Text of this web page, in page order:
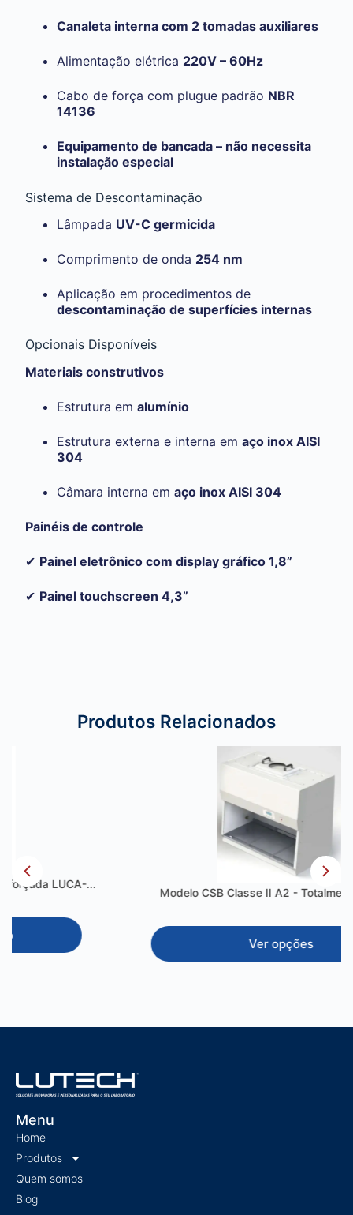
Canaleta interna com 2 tomadas auxiliares
Alimentação elétrica 220V – 60Hz
Cabo de força com plugue padrão NBR
14136
Equipamento de bancada – não necessita
instalação especial
Sistema de Descontaminação
Lâmpada UV-C germicida
Comprimento de onda 254 nm
Aplicação em procedimentos de
descontaminação de superfícies internas
Opcionais Disponíveis
Materiais construtivos
Estrutura em alumínio
Estrutura externa e interna em aço inox AISI
304
Câmara interna em aço inox AISI 304
Painéis de controle
✔ Painel eletrônico com display gráfico 1,8”
✔ Painel touchscreen 4,3”
Produtos Relacionados
Modelo CSB Classe II A2 - Totalmente em Inox
Ver opções
Menu
Home
Produtos
Quem somos
Blog